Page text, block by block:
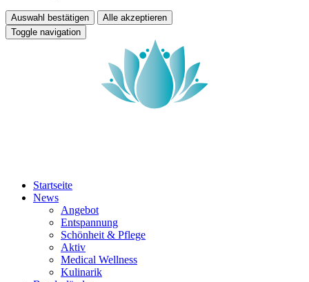
Auswahl bestätigen
Alle akzeptieren
Toggle navigation
Startseite
News
Angebot
Entspannung
Schönheit & Pflege
Aktiv
Medical Wellness
Kulinarik